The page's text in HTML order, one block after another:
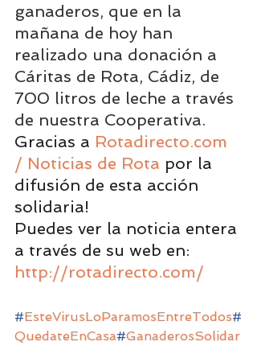
ganaderos, que en la
mañana de hoy han
realizado una donación a
Cáritas de Rota, Cádiz, de
700 litros de leche a través
de nuestra Cooperativa.
Gracias a Rotadirecto.com
/ Noticias de Rota por la
difusión de esta acción
solidaria!
Puedes ver la noticia entera
a través de su web en:
http://rotadirecto.com/
#EsteVirusLoParamosEntreTodos#
QuedateEnCasa#GanaderosSolidar